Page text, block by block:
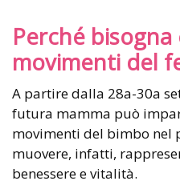
Perché
movimenti del
A partire dalla 28a-30a
futura mamma può
movimenti del bimbo nel
muovere, infatti,
benessere e vitalità.